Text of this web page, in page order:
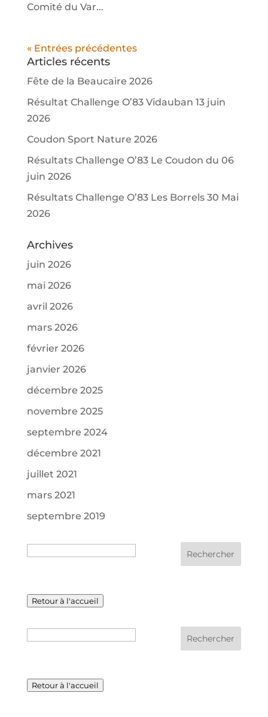
Comité du Var...
« Entrées précédentes
Articles récents
Fête de la Beaucaire 2026
Résultat Challenge O’83 Vidauban 13 juin
2026
Coudon Sport Nature 2026
Résultats Challenge O’83 Le Coudon du 06
juin 2026
Résultats Challenge O’83 Les Borrels 30 Mai
2026
Archives
juin 2026
mai 2026
avril 2026
mars 2026
février 2026
janvier 2026
décembre 2025
novembre 2025
septembre 2024
décembre 2021
juillet 2021
mars 2021
septembre 2019
Retour à l'accueil
Retour à l'accueil